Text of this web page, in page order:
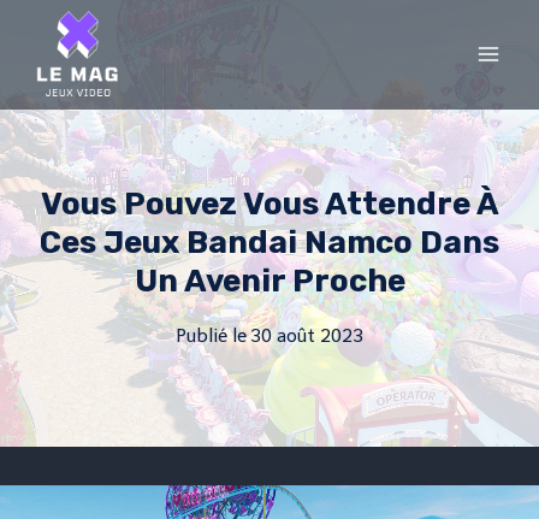
content
Vous Pouvez Vous Attendre À
Ces Jeux Bandai Namco Dans
Un Avenir Proche
Publié le30 août 2023